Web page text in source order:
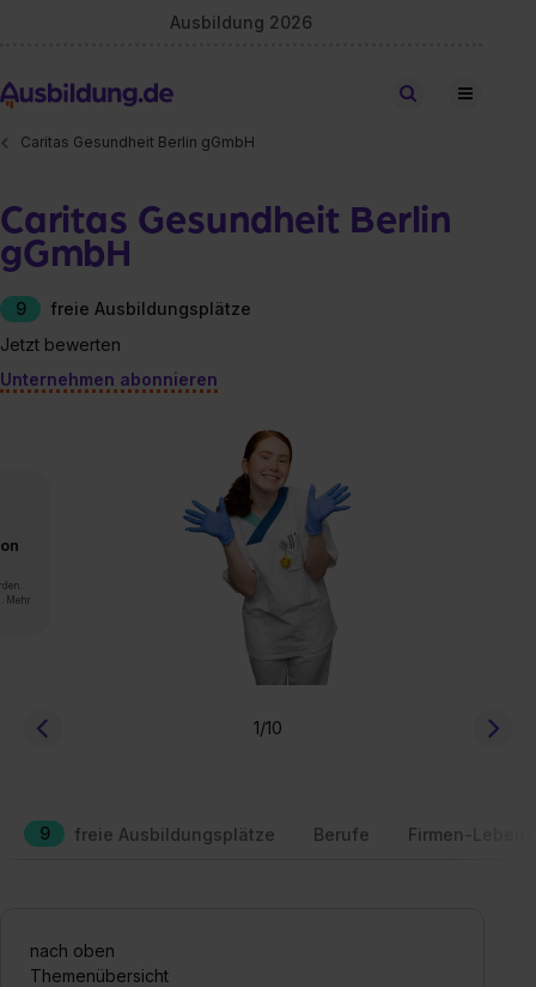
Ausbildung 2026
Stellen finden
Caritas Gesundheit Berlin gGmbH
Caritas Gesundheit Berlin
gGmbH
9
freie Ausbildungsplätze
Jetzt bewerten
Unternehmen abonnieren
Mehr
1/10
9 freie Ausbildungsplätze Berufe Firmen-
nach oben
Themenübersicht